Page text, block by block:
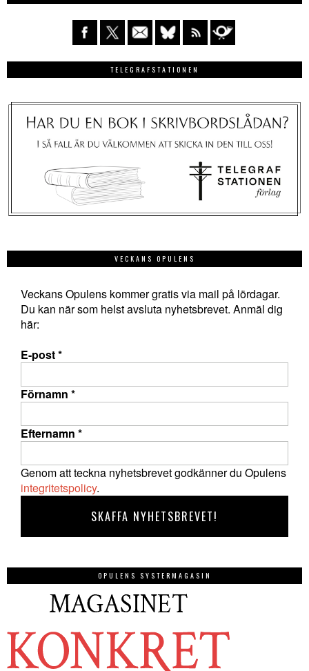
TELEGRAFSTATIONEN
VECKANS OPULENS
Veckans Opulens kommer gratis via mail på lördagar.
Du kan när som helst avsluta nyhetsbrevet. Anmäl dig
här:
E-post*
Förnamn *
Efternamn *
Genom att teckna nyhetsbrevet godkänner du Opulens
integritetspolicy.
OPULENS SYSTERMAGASIN